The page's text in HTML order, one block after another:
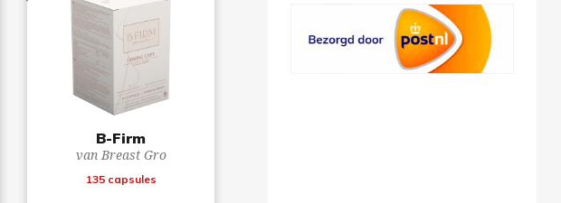
B-Firm
van Breast Gro
135 capsules